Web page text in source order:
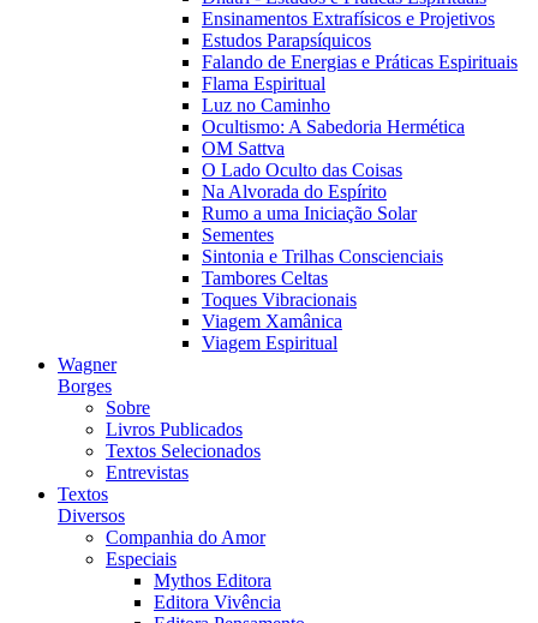
Ensinamentos Extrafísicos e Projetivos
Estudos Parapsíquicos
Falando de Energias e Práticas Espirituais
Flama Espiritual
Luz no Caminho
Ocultismo: A Sabedoria Hermética
OM Sattva
O Lado Oculto das Coisas
Na Alvorada do Espírito
Rumo a uma Iniciação Solar
Sementes
Sintonia e Trilhas Conscienciais
Tambores Celtas
Toques Vibracionais
Viagem Xamânica
Viagem Espiritual
Wagner
Borges
Sobre
Livros Publicados
Textos Selecionados
Entrevistas
Textos
Diversos
Companhia do Amor
Especiais
Mythos Editora
Editora Vivência